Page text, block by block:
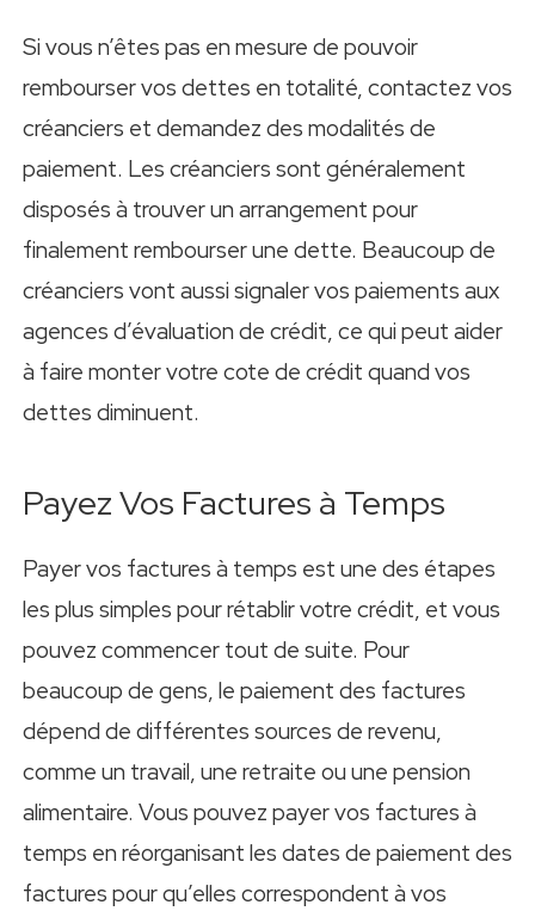
Si vous n’êtes pas en mesure de pouvoir
rembourser vos dettes en totalité, contactez vos
créanciers et demandez des modalités de
paiement. Les créanciers sont généralement
disposés à trouver un arrangement pour
finalement rembourser une dette. Beaucoup de
créanciers vont aussi signaler vos paiements aux
agences d’évaluation de crédit, ce qui peut aider
à faire monter votre cote de crédit quand vos
dettes diminuent.
Payez Vos Factures à Temps
Payer vos factures à temps est une des étapes
les plus simples pour rétablir votre crédit, et vous
pouvez commencer tout de suite. Pour
beaucoup de gens, le paiement des factures
dépend de différentes sources de revenu,
comme un travail, une retraite ou une pension
alimentaire. Vous pouvez payer vos factures à
temps en réorganisant les dates de paiement des
factures pour qu’elles correspondent à vos